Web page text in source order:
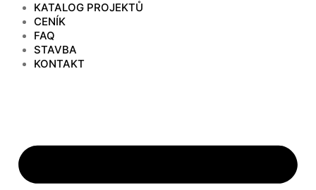
KATALOG PROJEKTŮ
CENÍK
FAQ
STAVBA
KONTAKT